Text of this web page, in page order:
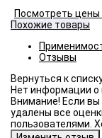
Посмотреть цены
Похожие товары
Отзывы
Нет информации
Внимание! Если вы
удалены все
пользователями.